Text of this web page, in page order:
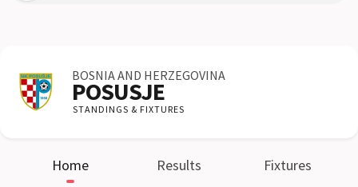
BOSNIA AND HERZEGOVINA
POSUSJE
STANDINGS & FIXTURES
Home Results Fixtures